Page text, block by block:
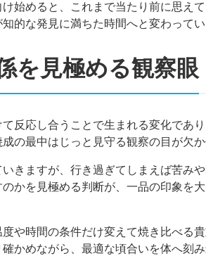
始めると、これまで当たり前に思え
的な発見に満ちた時間へと変わってい
を見極める観察眼
反応し合うことで生まれる変化であ
の最中はじっと見守る観察の目が欠か
きますが、行き過ぎてしまえば苦み
かを見極める判断が、一品の印象を
や時間の条件だけ変えて焼き比べる
かめながら、最適な頃合いを体へ刻み